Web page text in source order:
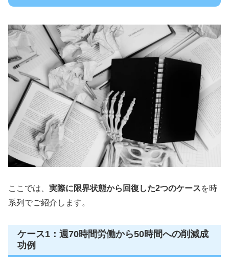
ここでは、 実際に限界状態から回復した2つのケースを時
系列でご紹介します。
ケース1：週70時間労働から50時間への削減成
功例